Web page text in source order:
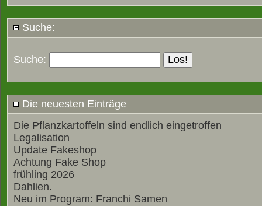
Suche:
Suche:
Die neuesten Einträge
Die Pflanzkartoffeln sind endlich eingetroffen
Legalisation
Update Fakeshop
Achtung Fake Shop
frühling 2026
Dahlien.
Neu im Program: Franchi Samen